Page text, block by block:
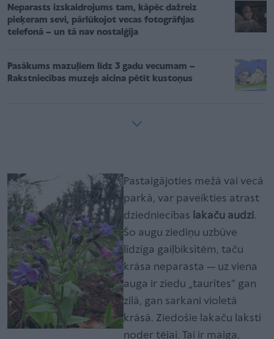
Neparasts izskaidrojums tam, kāpēc dažreiz
pieķeram sevi, pārlūkojot vecas fotogrāfijas
telefonā – un tā nav nostalģija
Pasākums mazuļiem līdz 3 gadu vecumam –
Rakstniecības muzejs aicina pētīt kustoņus
Pastaigājoties mežā vai vecā
parkā, var paveikties atrast
dziedniecības lakaču audzi .
Šo augu ziediņu uzbūve
līdzīga gaiļbiksītēm, taču
krāsa neparasta — uz viena
auga ir ziedu „taurītes” gan
zilā, gan sarkani violetā
krāsā. Ziedošie lakaču laksti
noder tējai. Tai ir maiga,